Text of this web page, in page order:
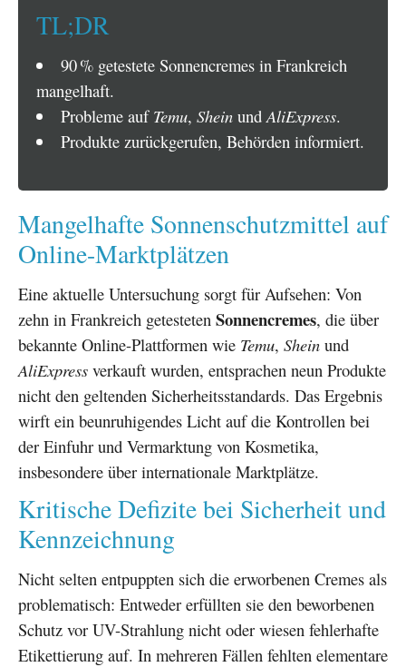
TL;DR
90 % getestete Sonnencremes in Frankreich
mangelhaft.
Probleme auf Temu, Sheinund AliExpress.
Produkte zurückgerufen, Behörden informiert.
Mangelhafte Sonnenschutzmittel auf
Online-Marktplätzen
Eine aktuelle Untersuchung sorgt für Aufsehen: Von
zehn in Frankreich getesteten Sonnencremes, die über
bekannte Online-Plattformen wie Temu, Shein und
AliExpress verkauft wurden, entsprachen neun Produkte
nicht den geltenden Sicherheitsstandards. Das Ergebnis
wirft ein beunruhigendes Licht auf die Kontrollen bei
der Einfuhr und Vermarktung von Kosmetika,
insbesondere über internationale Marktplätze.
Kritische Defizite bei Sicherheit und
Kennzeichnung
Nicht selten entpuppten sich die erworbenen Cremes als
problematisch: Entweder erfüllten sie den beworbenen
Schutz vor UV-Strahlung nicht oder wiesen fehlerhafte
Etikettierung auf. In mehreren Fällen fehlten elementare